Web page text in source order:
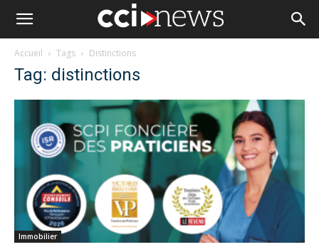
Accueil Tags Distinctions
Tag: distinctions
Immobilier